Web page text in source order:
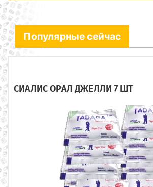
Популярные сейчас
СИАЛИС ОРАЛ ДЖЕЛЛИ 7 ШТ